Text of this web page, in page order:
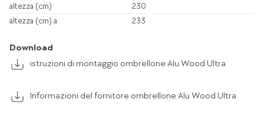
altezza (cm)
230
altezza (cm) a
233
Download
istruzioni di montaggio ombrellone Alu Wood Ultra
Informazioni del fornitore ombrellone Alu Wood Ultra